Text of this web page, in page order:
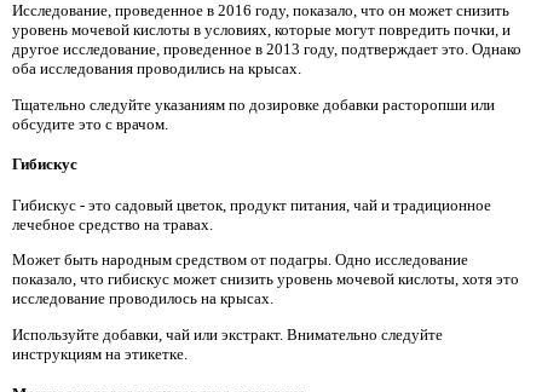
Исследование, проведенное в 2016 году, показало, что он может снизить
уровень мочевой кислоты в условиях, которые могут повредить почки, и
другое исследование, проведенное в 2013 году, подтверждает это. Однако
оба исследования проводились на крысах.
Тщательно следуйте указаниям по дозировке добавки расторопши или
обсудите это с врачом.
Гибискус
Гибискус - это садовый цветок, продукт питания, чай и традиционное
лечебное средство на травах.
Может быть народным средством от подагры. Одно исследование
показало, что гибискус может снизить уровень мочевой кислоты, хотя это
исследование проводилось на крысах.
Используйте добавки, чай или экстракт. Внимательно следуйте
инструкциям на этикетке.